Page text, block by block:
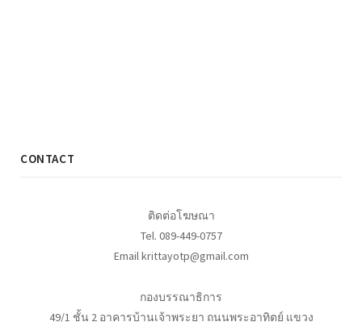
CONTACT
ติดต่อโฆษณา
Tel. 089-449-0757
Email krittayotp@gmail.com
กองบรรณาธิการ
49/1 ชั้น 2 อาคารบ้านเจ้าพระยา ถนนพระอาทิตย์ แขวง